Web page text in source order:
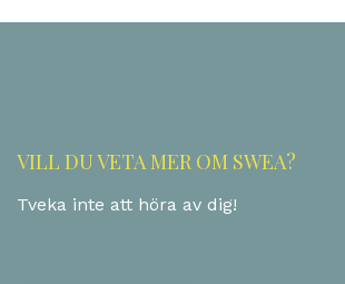
VILL DU VETA MER OM SWEA?
Tveka inte att höra av dig!